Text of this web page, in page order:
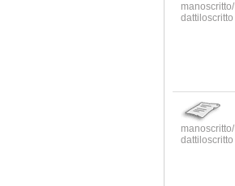
manoscritto/
dattiloscritto
manoscritto/
dattiloscritto